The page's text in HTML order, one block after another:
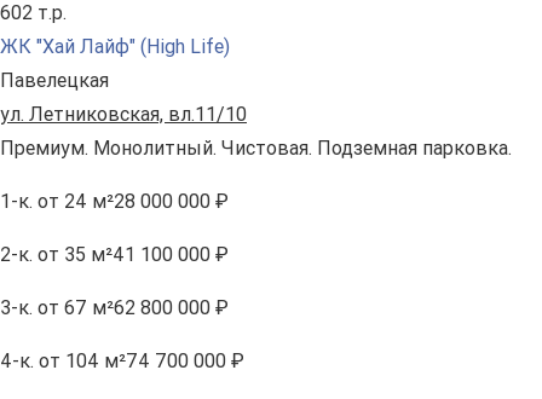
602 т.р.
ЖК "Хай Лайф" (High Life)
Павелецкая
ул. Летниковская, вл.11/10
Премиум. Монолитный. Чистовая. Подземная парковка.
1-к. от 24 м²28 000 000 ₽
2-к. от 35 м²41 100 000 ₽
3-к. от 67 м²62 800 000 ₽
4-к. от 104 м²74 700 000 ₽